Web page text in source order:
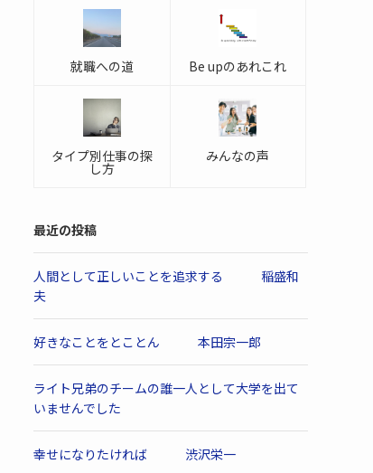
就職への道 Be upのあれこれ
タイプ別仕事の探
し方
みんなの声
最近の投稿
人間として正しいことを追求する 稲盛和
夫
好きなことをとことん 本田宗一郎
ライト兄弟のチームの誰一人として大学を出て
いませんでした
幸せになりたければ 渋沢栄一